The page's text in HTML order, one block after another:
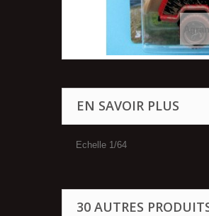
EN SAVOIR PLUS
Echelle 1/64
30 AUTRES